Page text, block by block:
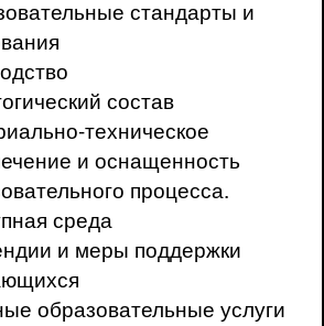
стандарты и
состав
техническое
и оснащенность
процесса.
среда
и меры поддержки
образовательные услуги